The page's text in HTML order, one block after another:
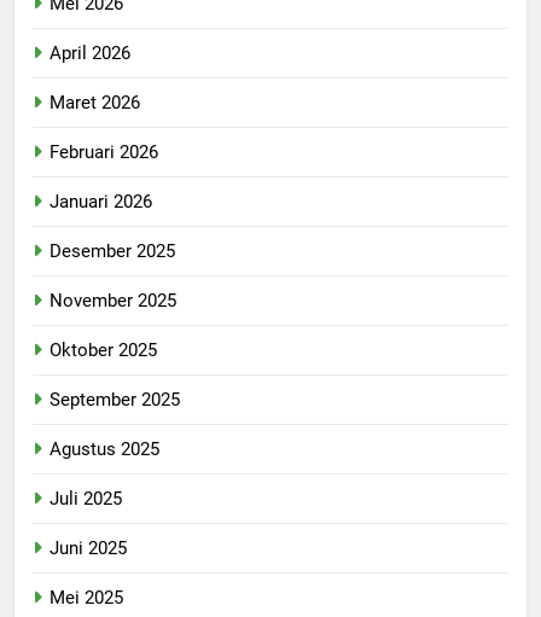
April 2026
Maret 2026
Februari 2026
Januari 2026
Desember 2025
November 2025
Oktober 2025
September 2025
Agustus 2025
Juli 2025
Juni 2025
Mei 2025